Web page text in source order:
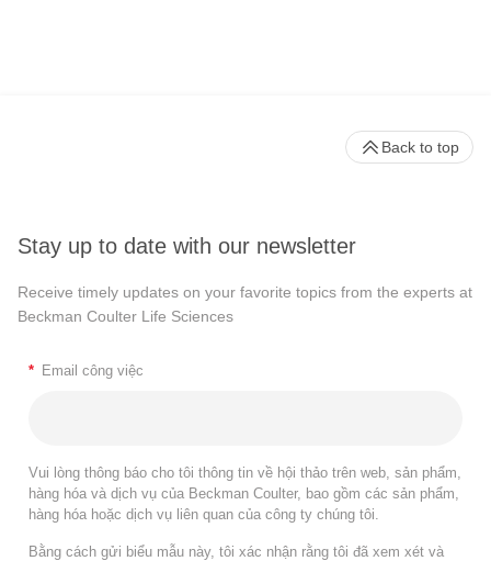
Stay up to date with our newsletter
Receive timely updates on your favorite topics from the experts at
Beckman Coulter Life Sciences
* Email công việc
Vui lòng thông báo cho tôi thông tin về hội thảo trên web, sản phẩm,
hàng hóa và dịch vụ của Beckman Coulter, bao gồm các sản phẩm,
hàng hóa hoặc dịch vụ liên quan của công ty chúng tôi.
Bằng cách gửi biểu mẫu này, tôi xác nhận rằng tôi đã xem xét và
Back to top